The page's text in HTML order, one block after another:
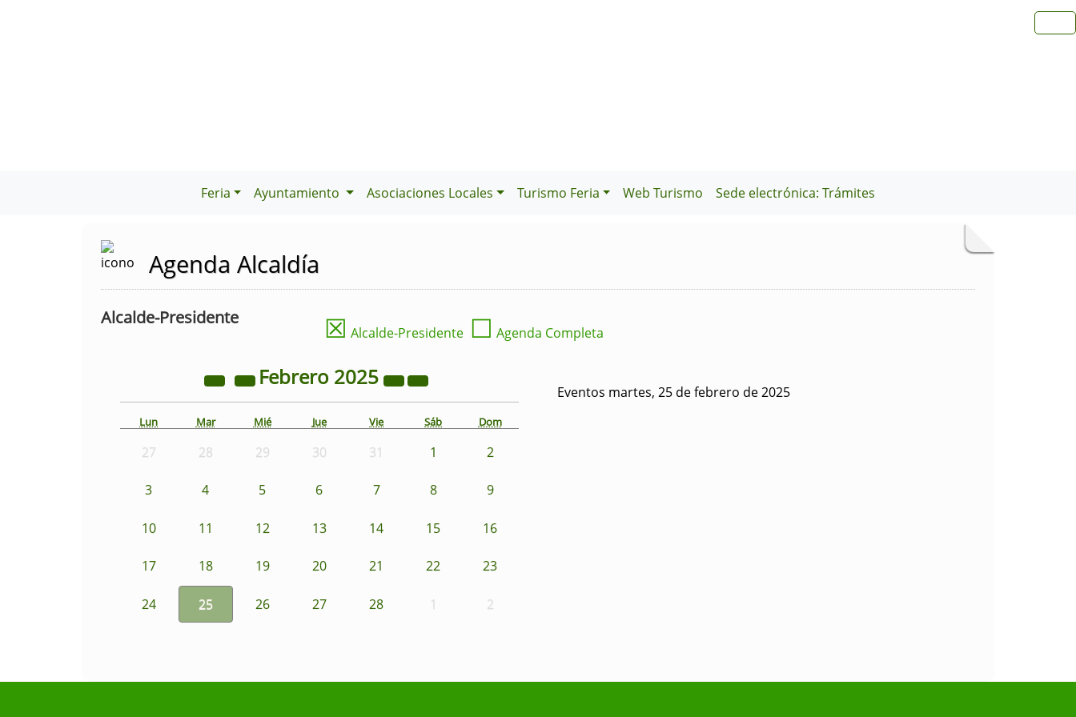
Feria Ayuntamiento Asociaciones Locales Turismo Feria Web Turismo Sede electrónica: Trámites
Agenda Alcaldía
Alcalde-Presidente ☒ Alcalde-Presidente ☐ Agenda Completa
Febrero 2025
Lun Mar Mié Jue Vie Sáb Dom
27 28 29 30 31 1 2
3 4 5 6 7 8 9
10 11 12 13 14 15 16
17 18 19 20 21 22 23
24 25 26 27 28 1 2
Eventos martes, 25 de febrero de 2025